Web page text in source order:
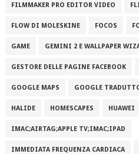
FILMMAKER PRO EDITOR VIDEO
FLOW DI MOLESKINE FOCOS
GAME GEMINI 2 E WALLPAPER
GESTORE DELLE PAGINE FACEBOOK
GOOGLE MAPS GOOGLE
HALIDE HOMESCAPES HUAWEI
IMAC;AIRTAG;APPLE TV;IMAC;IPAD
IMMEDIATA FREQUENZA CARDIACA